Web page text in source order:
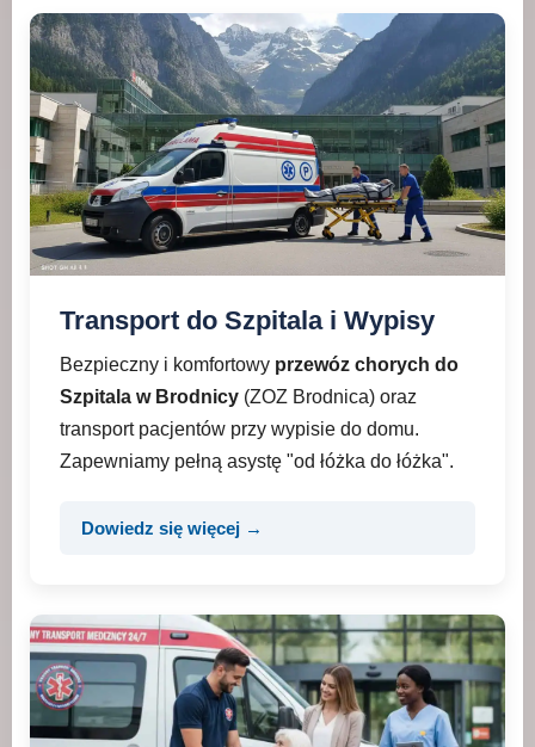
Transport do Szpitala i Wypisy
Bezpieczny i komfortowy przewóz chorych do
Szpitala w Brodnicy (ZOZ Brodnica) oraz
transport pacjentów przy wypisie do domu.
Zapewniamy pełną asystę "od łóżka do łóżka".
Dowiedz się więcej →